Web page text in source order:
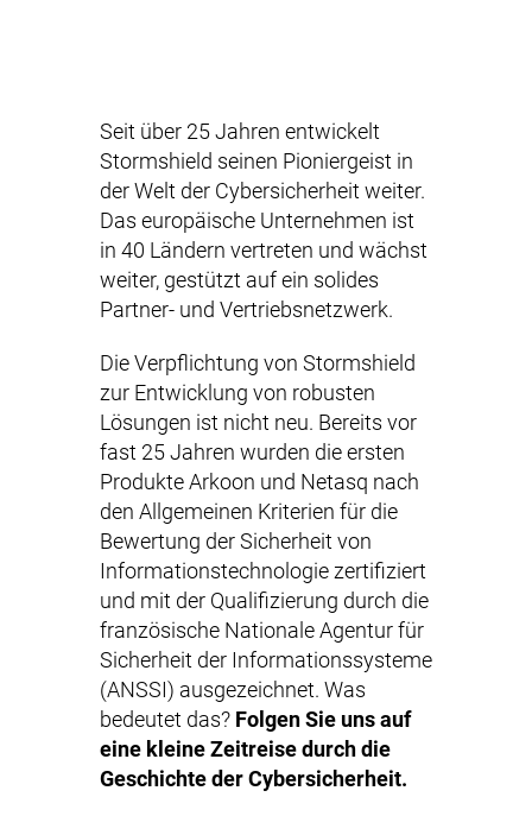
Seit über 25 Jahren entwickelt
Stormshield seinen Pioniergeist in
der Welt der Cybersicherheit weiter.
Das europäische Unternehmen ist
in 40 Ländern vertreten und wächst
weiter, gestützt auf ein solides
Partner- und Vertriebsnetzwerk.
Die Verpflichtung von Stormshield
zur Entwicklung von robusten
Lösungen ist nicht neu. Bereits vor
fast 25 Jahren wurden die ersten
Produkte Arkoon und Netasq nach
den Allgemeinen Kriterien für die
Bewertung der Sicherheit von
Informationstechnologie zertifiziert
und mit der Qualifizierung durch die
französische Nationale Agentur für
Sicherheit der Informationssysteme
(ANSSI) ausgezeichnet. Was
bedeutet das? Folgen Sie uns auf
eine kleine Zeitreise durch die
Geschichte der Cybersicherheit.